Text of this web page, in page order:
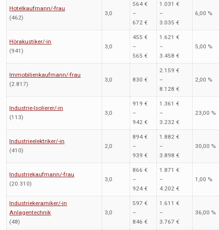
Hotelkaufmann/-frau
(462)
3,0
564 €
–
672 €
1.031 €
–
3.035 €
6,00 %
Hörakustiker/-in
(941)
3,0
455 €
–
565 €
1.621 €
–
3.458 €
5,00 %
Immobilienkaufmann/-frau
(2.817)
3,0 830 €
2.159 €
–
8.128 €
2,00 %
Industrie-Isolierer/-in
(113)
3,0
919 €
–
942 €
1.361 €
–
3.232 €
23,00 %
Industrieelektriker/-in
(410)
2,0
894 €
–
939 €
1.882 €
–
3.898 €
30,00 %
Industriekaufmann/-frau
(20.310)
3,0
866 €
–
924 €
1.871 €
–
4.202 €
1,00 %
Industriekeramiker/-in
Anlagentechnik
(48)
3,0
597 €
–
846 €
1.611 €
–
3.767 €
36,00 %